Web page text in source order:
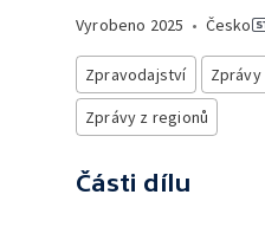
Vyrobeno 2025 • Česko
Zpravodajství
Zprávy
Zprávy z regionů
Části dílu